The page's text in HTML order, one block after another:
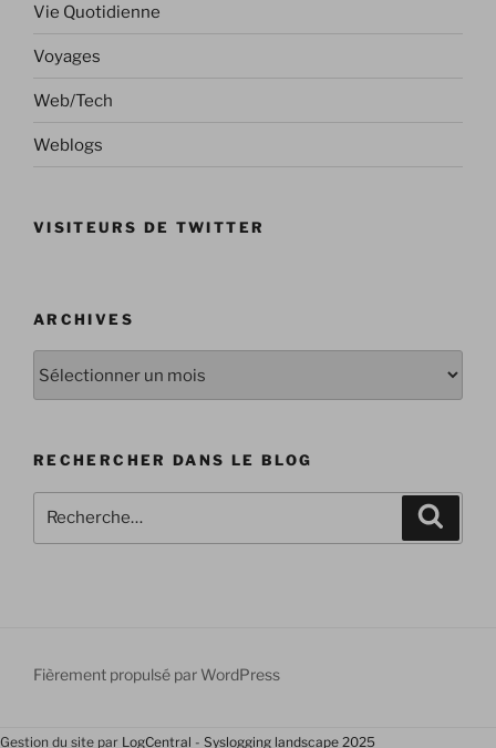
Vie Quotidienne
Voyages
Web/Tech
Weblogs
VISITEURS DE TWITTER
ARCHIVES
RECHERCHER DANS LE BLOG
Fièrement propulsé par WordPress
Gestion du site par LogCentral - Syslogging landscape 2025